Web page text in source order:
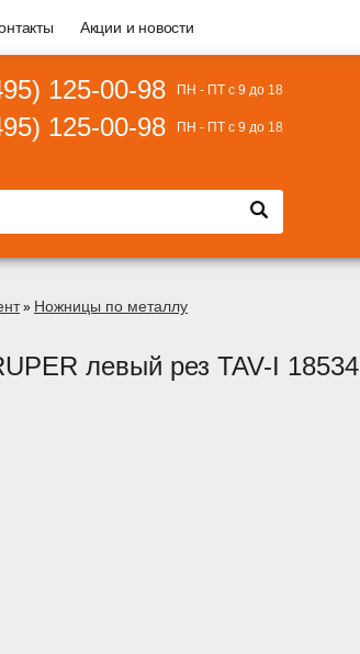
Акции и новости
125-00-98 ПН - ПТ с 9 до 18
125-00-98 ПН - ПТ с 9 до 18
» Ножницы по металлу
левый рез TAV-I 18534